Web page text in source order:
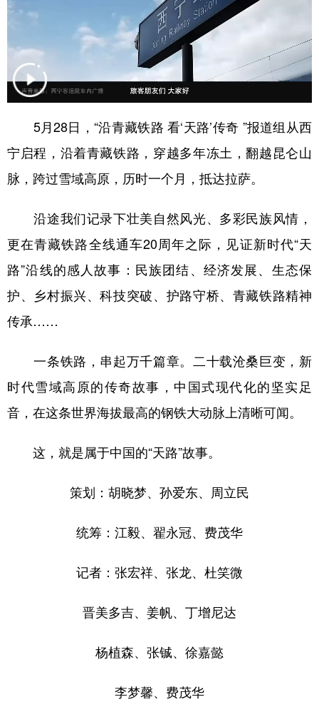
5月28日，“沿青藏铁路 看‘天路’传奇 ”报道组从西
宁启程，沿着青藏铁路，穿越多年冻土，翻越昆仑山
脉，跨过雪域高原，历时一个月，抵达拉萨。
沿途我们记录下壮美自然风光、多彩民族风情，
更在青藏铁路全线通车20周年之际，见证新时代“天
路”沿线的感人故事：民族团结、经济发展、生态保
护、乡村振兴、科技突破、护路守桥、青藏铁路精神
传承……
一条铁路，串起万千篇章。二十载沧桑巨变，新
时代雪域高原的传奇故事，中国式现代化的坚实足
音，在这条世界海拔最高的钢铁大动脉上清晰可闻。
这，就是属于中国的“天路”故事。
策划：胡晓梦、孙爱东、周立民
统筹：江毅、翟永冠、费茂华
记者：张宏祥、张龙、杜笑微
晋美多吉、姜帆、丁增尼达
杨植森、张铖、徐嘉懿
李梦馨、费茂华